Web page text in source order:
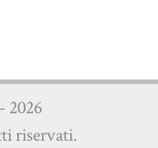
2026
riservati.